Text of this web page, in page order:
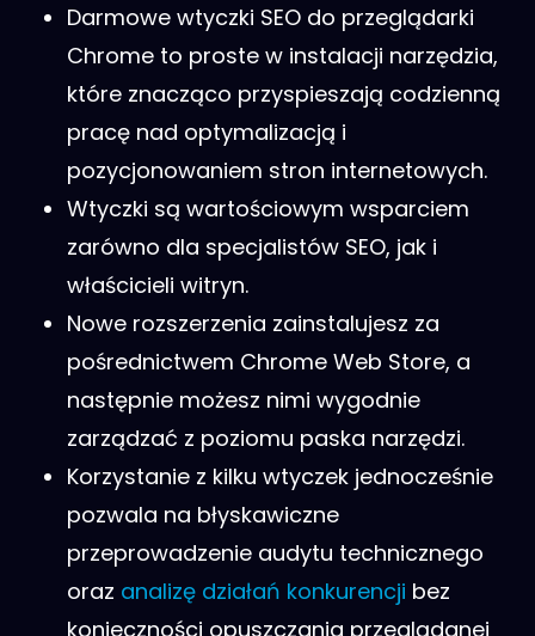
Darmowe wtyczki SEO do przeglądarki
Chrome to proste w instalacji narzędzia,
które znacząco przyspieszają codzienną
pracę nad optymalizacją i
pozycjonowaniem stron internetowych.
Wtyczki są wartościowym wsparciem
zarówno dla specjalistów SEO, jak i
właścicieli witryn.
Nowe rozszerzenia zainstalujesz za
pośrednictwem Chrome Web Store, a
następnie możesz nimi wygodnie
zarządzać z poziomu paska narzędzi.
Korzystanie z kilku wtyczek jednocześnie
pozwala na błyskawiczne
przeprowadzenie audytu technicznego
oraz analizę działań konkurencji bez
konieczności opuszczania przeglądanej